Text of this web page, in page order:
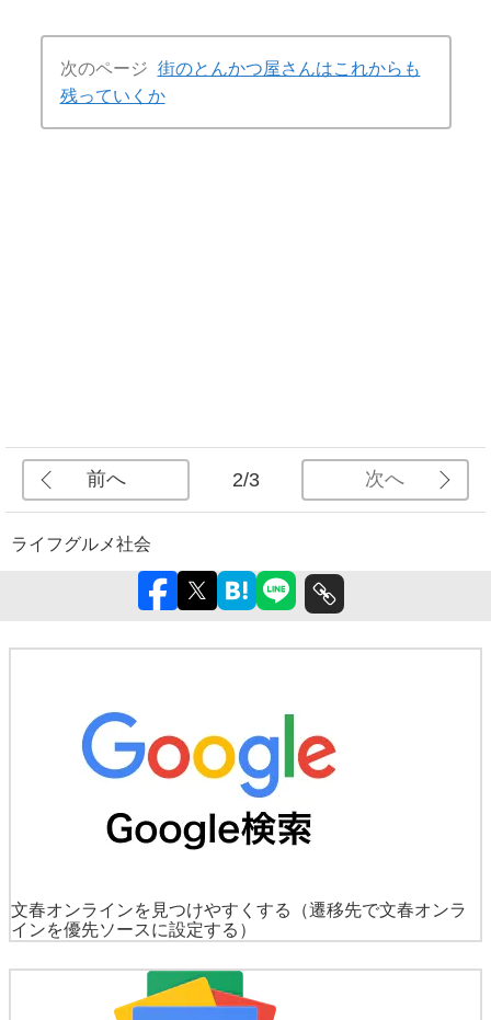
次のページ 街のとんかつ屋さんはこれからも
残っていくか
前へ 2/3 次へ
ライフグルメ社会
文春オンラインを見つけやすくする
（遷移先で文春オンラ
インを優先ソースに設定する）